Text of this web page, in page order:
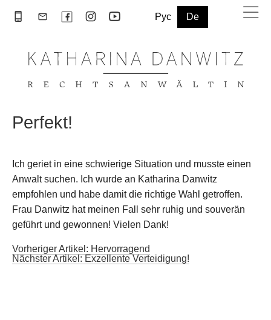
Рус De
Perfekt!
Ich geriet in eine schwierige Situation und musste einen
Anwalt suchen. Ich wurde an Katharina Danwitz
empfohlen und habe damit die richtige Wahl getroffen.
Frau Danwitz hat meinen Fall sehr ruhig und souverän
geführt und gewonnen! Vielen Dank!
Vorheriger Artikel: Hervorragend
Nächster Artikel: Exzellente Verteidigung!